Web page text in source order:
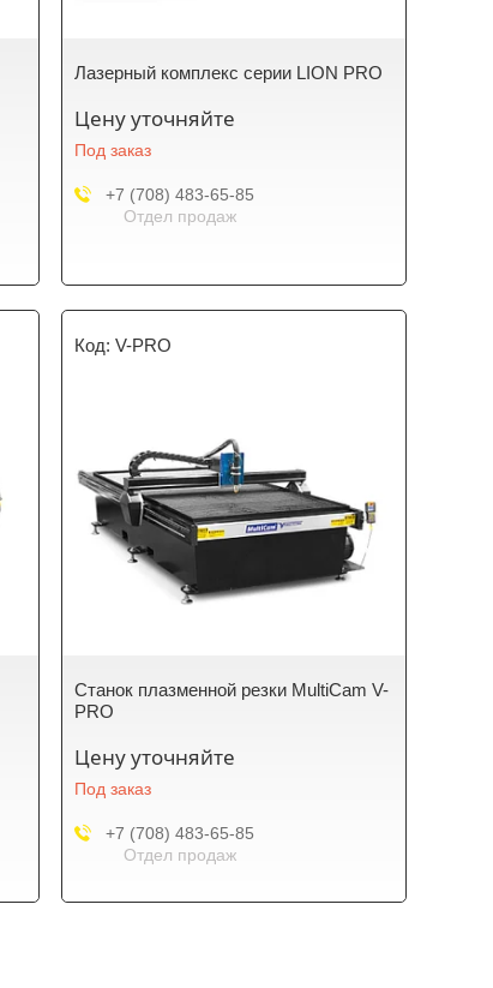
Лазерный комплекс серии LION PRO
Цену уточняйте
Под заказ
+7 (708) 483-65-85
Отдел продаж
V-PRO
Станок плазменной резки MultiCam V-
PRO
Цену уточняйте
Под заказ
+7 (708) 483-65-85
Отдел продаж